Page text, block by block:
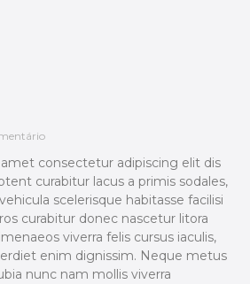
consectetur adipiscing elit dis
curabitur lacus a primis sodales,
scelerisque habitasse facilisi
curabitur donec nascetur litora
viverra felis cursus iaculis,
enim dignissim. Neque metus
nunc nam mollis viverra